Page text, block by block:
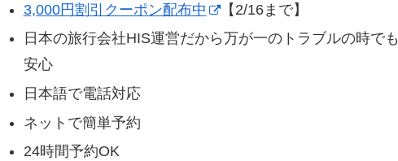
3,000円割引クーポン配布中
【2/16まで】
日本の旅行会社HIS運営だから万が一のトラブルの時でも
安心
日本語で電話対応
ネットで簡単予約
24時間予約OK